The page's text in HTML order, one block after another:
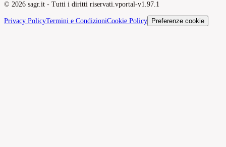
© 2026 sagr.it - Tutti i diritti riservati.vportal-v1.97.1
Privacy PolicyTermini e CondizioniCookie Policy Preferenze cookie